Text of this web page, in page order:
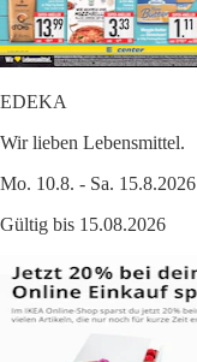
EDEKA
Wir lieben Lebensmittel.
Mo. 10.8. - Sa. 15.8.2026
Gültig bis 15.08.2026